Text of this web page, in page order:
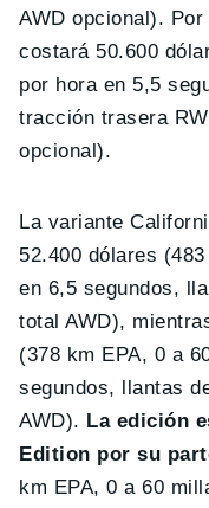
AWD opcional).
costará 50.600
por hora en 5,5
tracción trasera
opcional).
La variante
52.400 dólares
en 6,5 segundos,
total AWD),
(378 km EPA, 0 a
segundos, llantas
AWD). La edición
Edition por su
km EPA, 0 a 60